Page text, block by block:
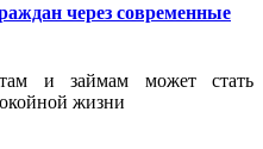
через современные
и займам может стать
жизни